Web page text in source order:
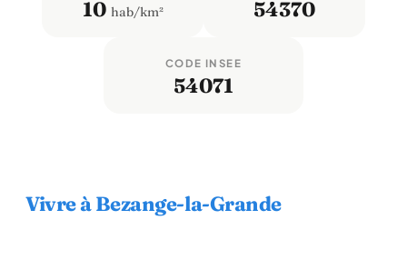
10 hab/km² 54370
CODE INSEE
54071
Vivre à Bezange-la-Grande